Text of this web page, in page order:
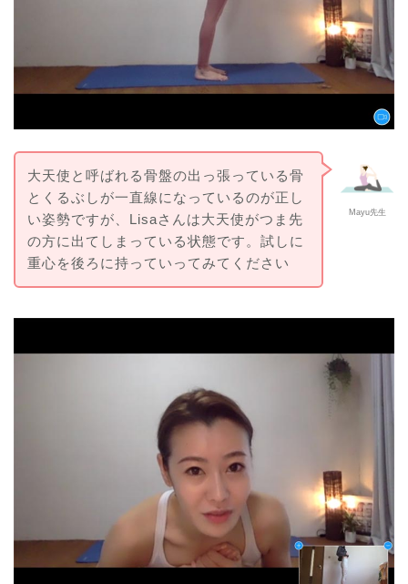
Mayu先生
大天使と呼ばれる骨盤の出っ張っている骨
とくるぶしが一直線になっているのが正し
い姿勢ですが、Lisaさんは大天使がつま先
の方に出てしまっている状態です。試しに
重心を後ろに持っていってみてください